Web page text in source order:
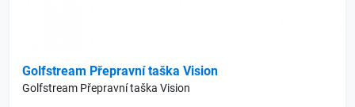
Golfstream Přepravní taška Vision
Golfstream Přepravní taška Vision